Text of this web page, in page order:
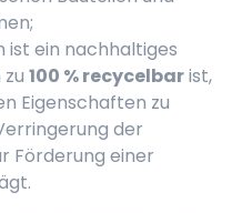
ist ein nachhaltiges
100 % recycelbarist,
Eigenschaften zu
der
Förderung einer